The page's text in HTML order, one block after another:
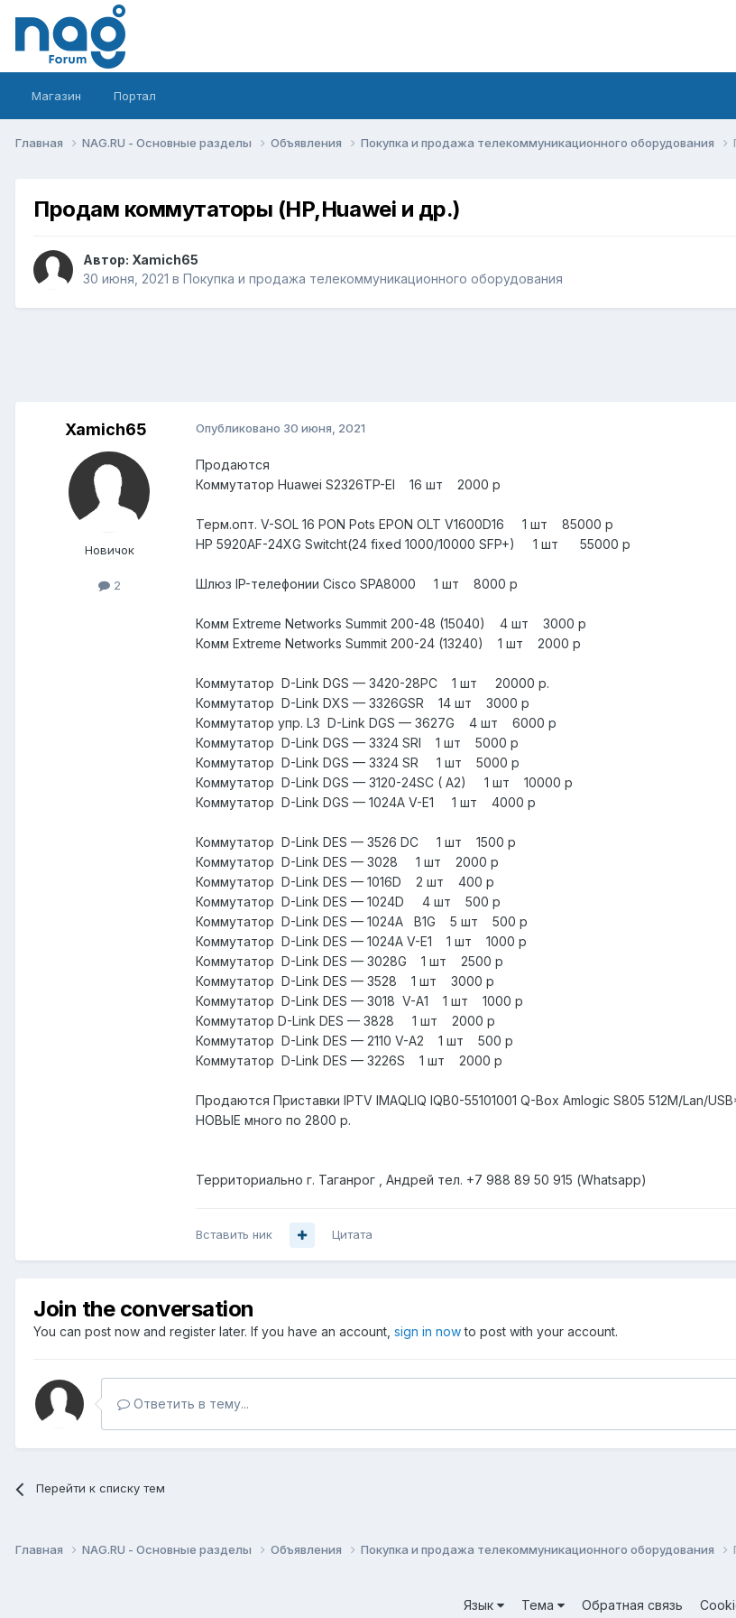
Магазин Портал
Главная NAG.RU - Основные разделы Объявления Покупка и продажа телекоммуникационного оборудования
Продам коммутаторы (HP,Huawei и др.)
Автор: Xamich65
30 июня, 2021 в Покупка и продажа телекоммуникационного оборудования
Xamich65
Новичок
2
Опубликовано 30 июня, 2021
Продаются
Коммутатор Huawei S2326TP-EI 16 шт 2000 р
Терм.опт. V-SOL 16 PON Pots EPON OLT V1600D16 1 шт 85000 р
HP 5920AF-24XG Switcht(24 fixed 1000/10000 SFP+) 1 шт 55000 р
Шлюз IP-телефонии Cisco SPA8000 1 шт 8000 р
Комм Extreme Networks Summit 200-48 (15040) 4 шт 3000 р
Комм Extreme Networks Summit 200-24 (13240) 1 шт 2000 р
Коммутатор D-Link DGS — 3420-28РС 1 шт 20000 р.
Коммутатор D-Link DXS — 3326GSR 14 шт 3000 р
Коммутатор упр. L3 D-Link DGS — 3627G 4 шт 6000 р
Коммутатор D-Link DGS — 3324 SRI 1 шт 5000 р
Коммутатор D-Link DGS — 3324 SR 1 шт 5000 р
Коммутатор D-Link DGS — 3120-24SC ( A2) 1 шт 10000 р
Коммутатор D-Link DGS — 1024A V-E1 1 шт 4000 р
Коммутатор D-Link DЕS — 3526 DC 1 шт 1500 р
Коммутатор D-Link DЕS — 3028 1 шт 2000 р
Коммутатор D-Link DЕS — 1016D 2 шт 400 р
Коммутатор D-Link DЕS — 1024D 4 шт 500 р
Коммутатор D-Link DЕS — 1024А В1G 5 шт 500 р
Коммутатор D-Link DЕS — 1024A V-E1 1 шт 1000 р
Коммутатор D-Link DЕS — 3028G 1 шт 2500 р
Коммутатор D-Link DЕS — 3528 1 шт 3000 р
Коммутатор D-Link DЕS — 3018 V-А1 1 шт 1000 р
Коммутатор D-Link DЕS — 3828 1 шт 2000 р
Коммутатор D-Link DЕS — 2110 V-A2 1 шт 500 р
Коммутатор D-Link DЕS — 3226S 1 шт 2000 р
Продаются Приставки IPTV IMAQLIQ IQB0-55101001 Q-Box Amlogic S805 512M/Lan/
НОВЫЕ много по 2800 р.
Территориально г. Таганрог , Андрей тел. +7 988 89 50 915 (Whatsapp)
Вставить ник Цитата
Join the conversation
You can post now and register later. If you have an account, sign in nowto post with your account.
Ответить в тему...
Перейти к списку тем
Главная NAG.RU - Основные разделы Объявления Покупка и продажа телекоммуникационного оборудования
Язык Тема Обратная связь